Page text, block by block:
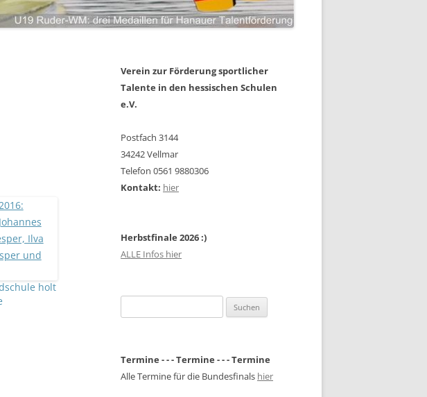
holt
Verein zur Förderung sportlicher
Talente in den hessischen Schulen
e.V.
Postfach 3144
34242 Vellmar
Telefon 0561 9880306
Kontakt: hier
Herbstfinale 2026 :)
ALLE Infos hier
nach:
Termine - - - Termine - - - Termine
Alle Termine für die Bundesfinals hier